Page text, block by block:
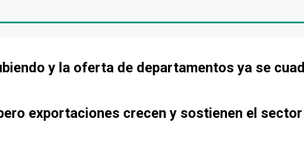
y la oferta de departamentos ya se
exportaciones crecen y sostienen el